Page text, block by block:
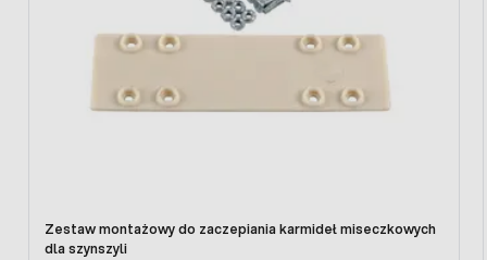
Zestaw montażowy do zaczepiania karmideł miseczkowych
dla szynszyli